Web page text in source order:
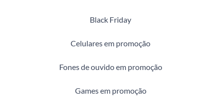
Black Friday
Celulares em promoção
Fones de ouvido em promoção
Games em promoção